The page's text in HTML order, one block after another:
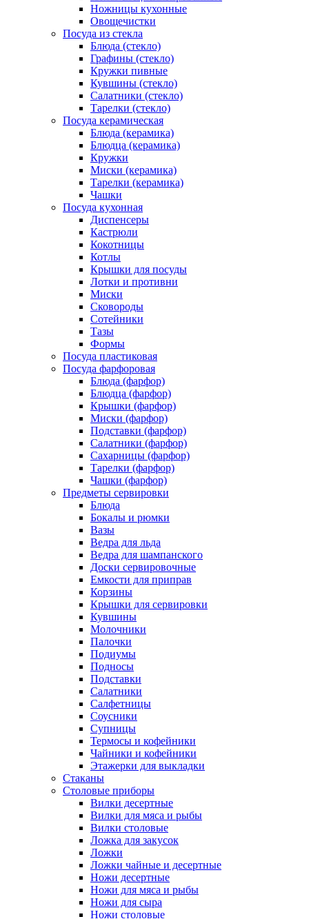
Ножницы кухонные
Овощечистки
Посуда из стекла
Блюда (стекло)
Графины (стекло)
Кружки пивные
Кувшины (стекло)
Салатники (стекло)
Тарелки (стекло)
Посуда керамическая
Блюда (керамика)
Блюдца (керамика)
Кружки
Миски (керамика)
Тарелки (керамика)
Чашки
Посуда кухонная
Диспенсеры
Кастрюли
Кокотницы
Котлы
Крышки для посуды
Лотки и противни
Миски
Сковороды
Сотейники
Тазы
Формы
Посуда пластиковая
Посуда фарфоровая
Блюда (фарфор)
Блюдца (фарфор)
Крышки (фарфор)
Миски (фарфор)
Подставки (фарфор)
Салатники (фарфор)
Сахарницы (фарфор)
Тарелки (фарфор)
Чашки (фарфор)
Предметы сервировки
Блюда
Бокалы и рюмки
Вазы
Ведра для льда
Ведра для шампанского
Доски сервировочные
Емкости для приправ
Корзины
Крышки для сервировки
Кувшины
Молочники
Палочки
Подиумы
Подносы
Подставки
Салатники
Салфетницы
Соусники
Супницы
Термосы и кофейники
Чайники и кофейники
Этажерки для выкладки
Стаканы
Столовые приборы
Вилки десертные
Вилки для мяса и рыбы
Вилки столовые
Ложка для закусок
Ложки
Ложки чайные и десертные
Ножи десертные
Ножи для мяса и рыбы
Ножи для сыра
Ножи столовые